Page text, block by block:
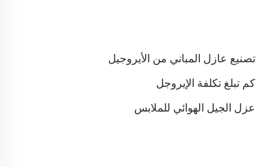
تصنيع عازل المباني من الأيروجيل
كم تبلغ تكلفة الإيروجل
عزل الجيل الهوائي للملابس